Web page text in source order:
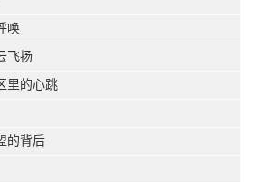
唤
飞扬
里的心跳
的背后